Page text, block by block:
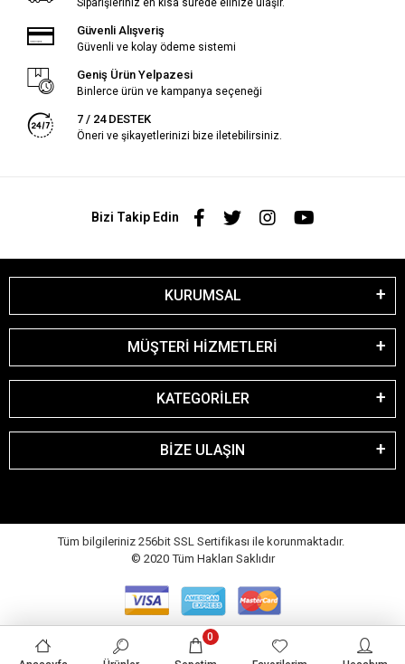
Siparişleriniz en kısa sürede elinize ulaşır.
Güvenli Alışveriş
Güvenli ve kolay ödeme sistemi
Geniş Ürün Yelpazesi
Binlerce ürün ve kampanya seçeneği
7 / 24 DESTEK
Öneri ve şikayetlerinizi bize iletebilirsiniz.
Bizi Takip Edin
KURUMSAL
MÜŞTERİ HİZMETLERİ
KATEGORİLER
BİZE ULAŞIN
Tüm bilgileriniz 256bit SSL Sertifikası ile korunmaktadır.
© 2020 Tüm Hakları Saklıdır
0